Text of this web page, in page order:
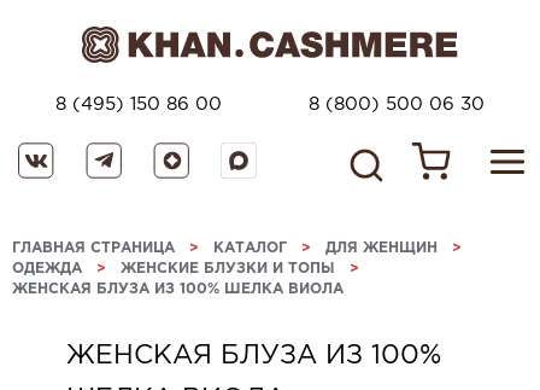
8 (495) 150 86 00 8 (800) 500 06 30
ГЛАВНАЯ СТРАНИЦА > КАТАЛОГ > ДЛЯ ЖЕНЩИН >
ОДЕЖДА > ЖЕНСКИЕ БЛУЗКИ И ТОПЫ >
ЖЕНСКАЯ БЛУЗА ИЗ 100% ШЕЛКА ВИОЛА
ЖЕНСКАЯ БЛУЗА ИЗ 100%